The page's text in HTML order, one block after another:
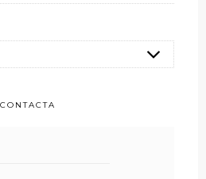
CONTACTA